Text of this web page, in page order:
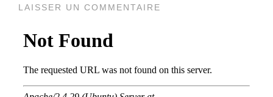
LAISSER UN COMMENTAIRE